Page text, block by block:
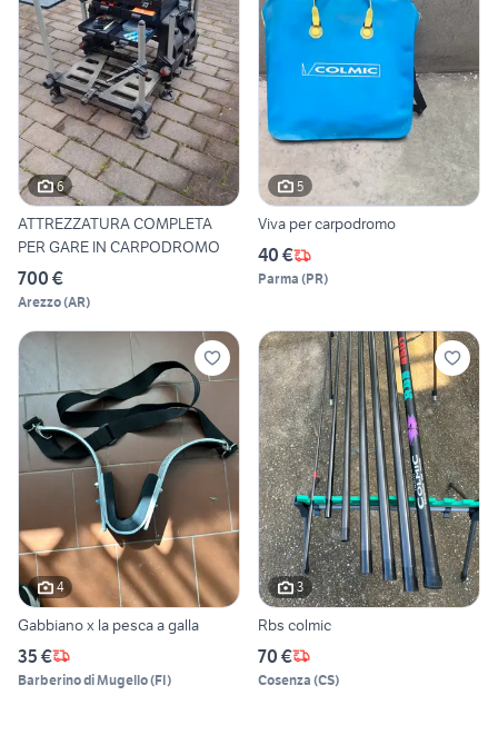
6
ATTREZZATURA COMPLETA
PER GARE IN CARPODROMO
700 €
Arezzo(AR)
5
Viva per carpodromo
40 €
Parma (PR)
4
Gabbiano x la pesca a galla
35 €
Barberino di Mugello(FI)
3
Rbs colmic
70 €
Cosenza (CS)